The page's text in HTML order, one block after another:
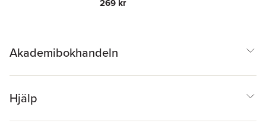
269 kr
Akademibokhandeln
Hjälp